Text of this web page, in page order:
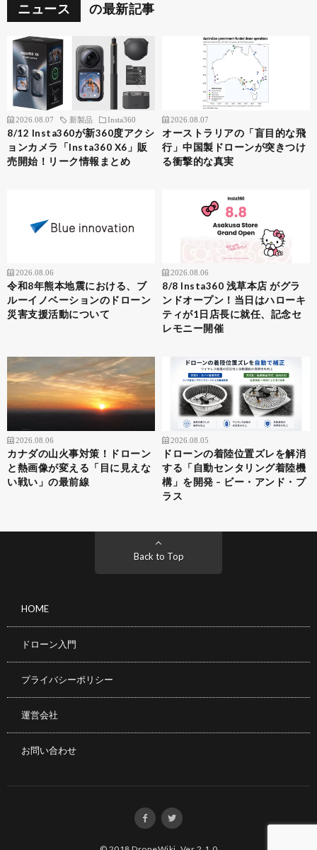
ニュース の最新記事
2026.08.07 新製品 Insta360
8/12 Insta360が新360度アクシ
ョンカメラ「Insta360 X6」販
売開始！リーク情報まとめ
2026.08.07
オーストラリアの「盲目的な飛
行」中国製ドローンが突きつけ
る衝撃的な真実
2026.08.06
令和8年熊本地震における、ブ
ルーイノベーションのドローン
災害支援活動について
2026.08.06
8/8 Insta360 浅草本店 がグラ
ンドオープン！当日はハローキ
ティが1日店長に就任、記念セ
レモニー開催
2026.08.06
カナダの山火事対策！ドローン
と熱画像が変える「目に見えな
い戦い」の最前線
2026.08.05
ドローンの着陸位置ズレを解消
する「自動センタリング着陸機
構」を開発 – ビー・アンド・プ
ラス
Back to Top
HOME
ドローン入門
プライバシーポリシー
運営会社
お問い合わせ